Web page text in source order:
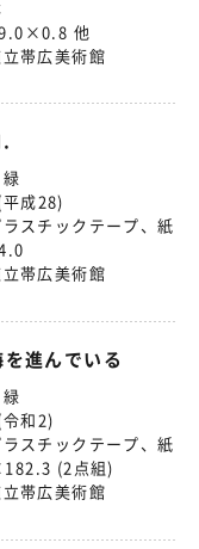
他
帯広美術館
成28)
ラスチックテープ、紙
帯広美術館
進んでいる
和2)
ラスチックテープ、紙
(2点組)
帯広美術館